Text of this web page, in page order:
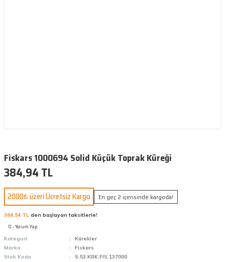
Fiskars 1000694 Solid Küçük Toprak Küreği
384,94 TL
2000₺ üzeri Ücretsiz Kargo En geç 2 içerisinde kargoda!
384,94 TL den başlayan taksitlerle!
0 - Yorum Yap
Kategori
Kürekler
Marka
Fiskars
Stok Kodu
S.53.KRK.FIS.137000